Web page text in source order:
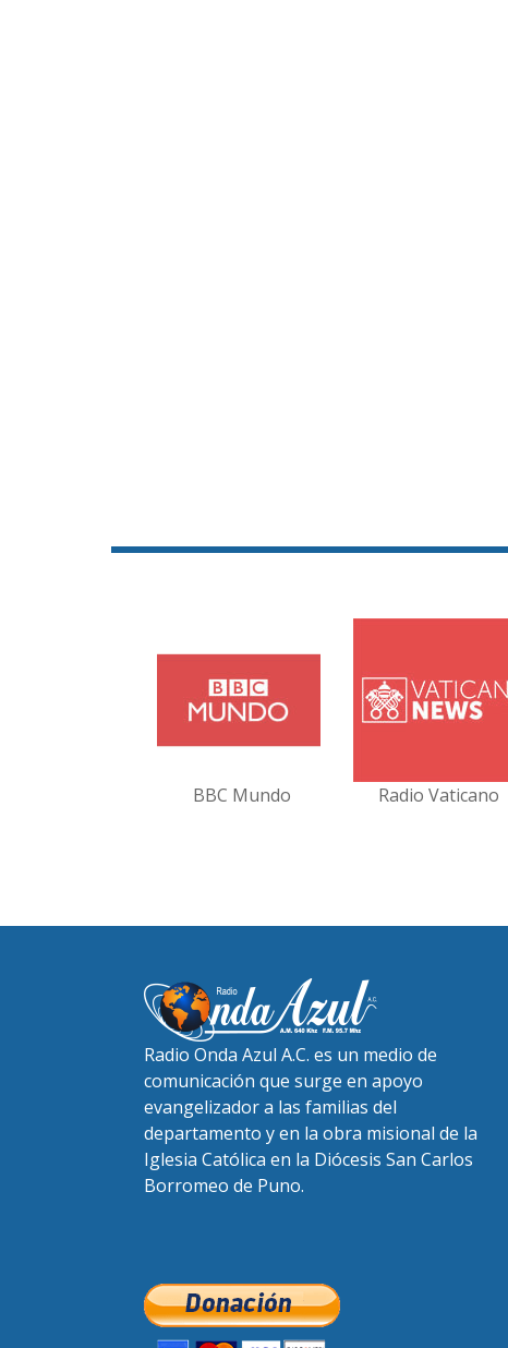
BBC Mundo Radio Vaticano
Radio Onda Azul A.C. es un medio de
comunicación que surge en apoyo
evangelizador a las familias del
departamento y en la obra misional de la
Iglesia Católica en la Diócesis San Carlos
Borromeo de Puno.